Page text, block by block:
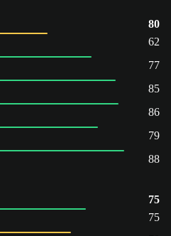
80
62
77
85
86
79
88
75
75